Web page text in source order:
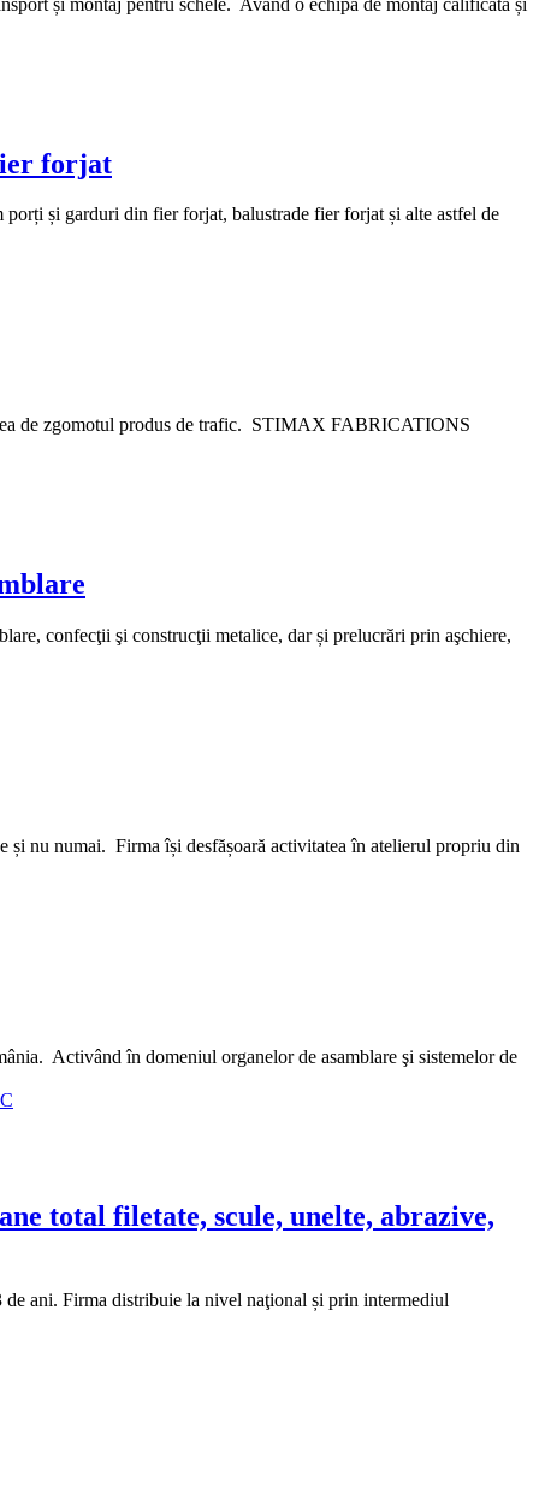
forjat
și garduri din fier forjat, balustrade fier forjat și alte astfel de
de zgomotul produs de trafic. STIMAX FABRICATIONS
confecţii şi construcţii metalice, dar și prelucrări prin aşchiere,
nu numai. Firma își desfășoară activitatea în atelierul propriu din
Activând în domeniul organelor de asamblare şi sistemelor de
total filetate, scule, unelte, abrazive,
ani. Firma distribuie la nivel naţional și prin intermediul